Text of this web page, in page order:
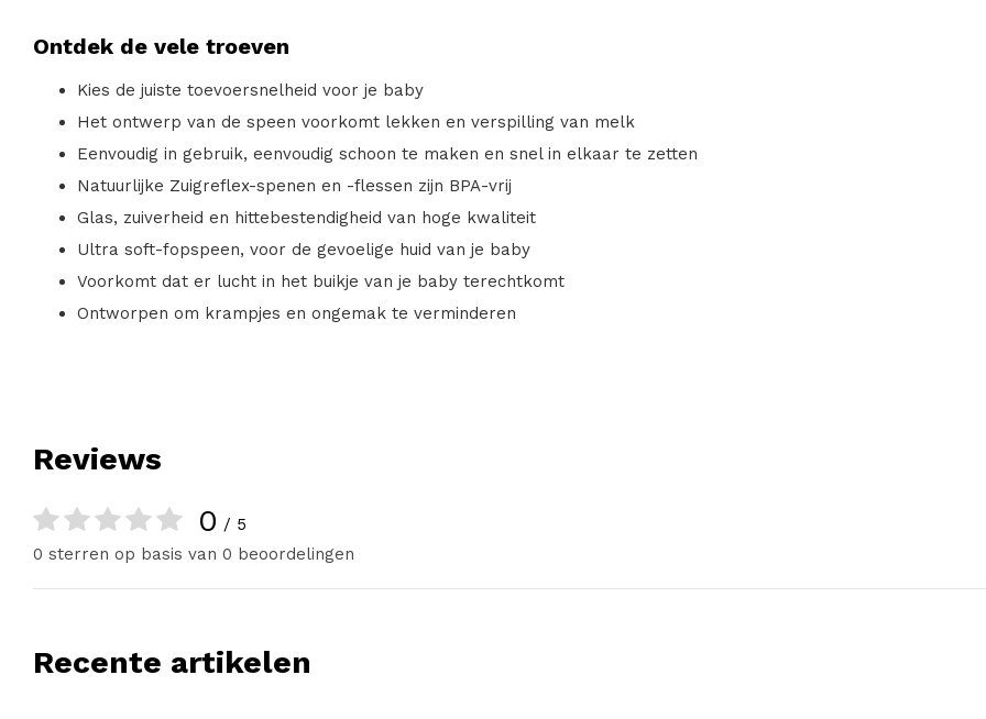
Ontdek de vele troeven
Kies de juiste toevoersnelheid voor je baby
Het ontwerp van de speen voorkomt lekken en verspilling van melk
Eenvoudig in gebruik, eenvoudig schoon te maken en snel in elkaar te zetten
Natuurlijke Zuigreflex-spenen en -flessen zijn BPA-vrij
Glas, zuiverheid en hittebestendigheid van hoge kwaliteit
Ultra soft-fopspeen, voor de gevoelige huid van je baby
Voorkomt dat er lucht in het buikje van je baby terechtkomt
Ontworpen om krampjes en ongemak te verminderen
Reviews
0 / 5
0 sterren op basis van 0 beoordelingen
Recente artikelen